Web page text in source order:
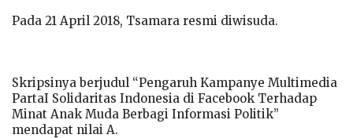
Pada 21 April 2018, Tsamara resmi diwisuda.
Skripsinya berjudul “Pengaruh Kampanye Multimedia
PartaI Solidaritas Indonesia di Facebook Terhadap
Minat Anak Muda Berbagi Informasi Politik”
mendapat nilai A.